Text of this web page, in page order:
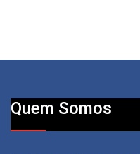
Quem Somos